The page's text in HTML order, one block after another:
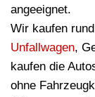
angeeignet.
Wir kaufen
Unfallwagen,
kaufen die
ohne